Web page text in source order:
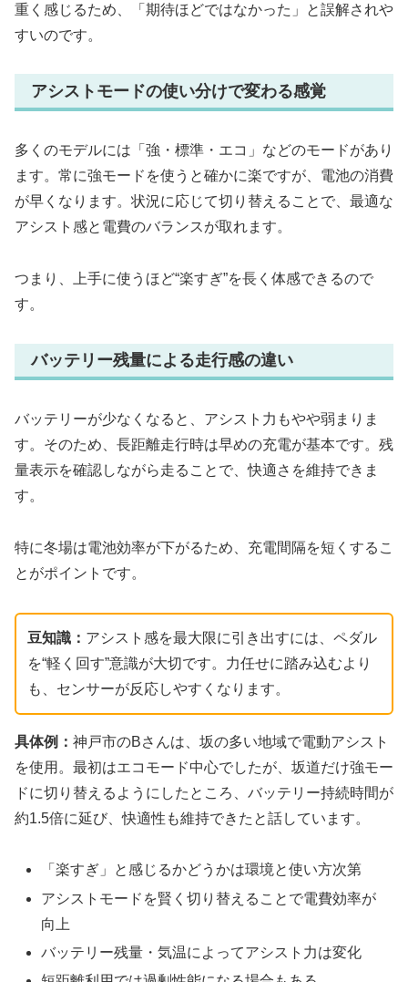
重く感じるため、「期待ほどではなかった」と誤解されや
すいのです。
アシストモードの使い分けで変わる感覚
多くのモデルには「強・標準・エコ」などのモードがあり
ます。常に強モードを使うと確かに楽ですが、電池の消費
が早くなります。状況に応じて切り替えることで、最適な
アシスト感と電費のバランスが取れます。
つまり、上手に使うほど“楽すぎ”を長く体感できるので
す。
バッテリー残量による走行感の違い
バッテリーが少なくなると、アシスト力もやや弱まりま
す。そのため、長距離走行時は早めの充電が基本です。残
量表示を確認しながら走ることで、快適さを維持できま
す。
特に冬場は電池効率が下がるため、充電間隔を短くするこ
とがポイントです。
豆知識： アシスト感を最大限に引き出すには、ペダル
を“軽く回す”意識が大切です。力任せに踏み込むより
も、センサーが反応しやすくなります。
具体例： 神戸市のBさんは、坂の多い地域で電動アシスト
を使用。最初はエコモード中心でしたが、坂道だけ強モー
ドに切り替えるようにしたところ、バッテリー持続時間が
約1.5倍に延び、快適性も維持できたと話しています。
「楽すぎ」と感じるかどうかは環境と使い方次第
アシストモードを賢く切り替えることで電費効率が
向上
バッテリー残量・気温によってアシスト力は変化